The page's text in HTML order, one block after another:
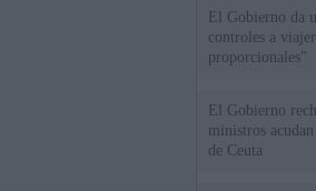
El Gobierno da
controles a
proporcionales"
El Gobierno
ministros
de Ceuta